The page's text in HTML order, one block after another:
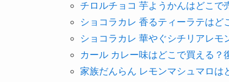
チロルチョコ 芋ようかんはどこで
ショコラカレ 香るティーラテはど
ショコラカレ 華やぐシチリアレモ
カール カレー味はどこで買える？
家族だんらん レモンマシュマロは